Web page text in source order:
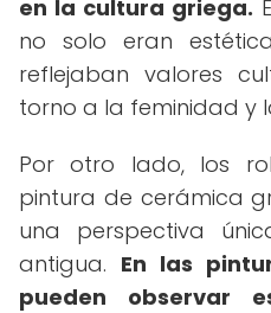
en la cultura griega.
no solo eran
reflejaban valores
torno a la feminidad y
Por otro lado, los
pintura de cerámica
una perspectiva
antigua. En las
pueden observar